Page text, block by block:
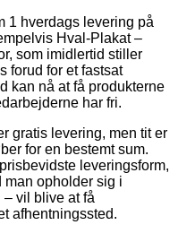
1 hverdags levering på
Hval-Plakat –
som imidlertid stiller
forud for et fastsat
kan nå at få produkterne
har fri.
gratis levering, men tit er
for en bestemt sum.
leveringsform,
opholder sig i
vil blive at få
afhentningssted.